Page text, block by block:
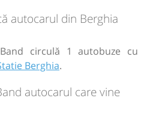
autocarul din Berghia
circulă 1 autobuze cu
Berghia.
autocarul care vine